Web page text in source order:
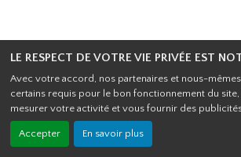
LE RESPECT DE VOTRE VIE PRIVÉE EST
Avec votre accord, nos partenaires et nous-
certains requis pour le bon fonctionnement du
mesurer votre activité et vous fournir des
Accepter En savoir plus